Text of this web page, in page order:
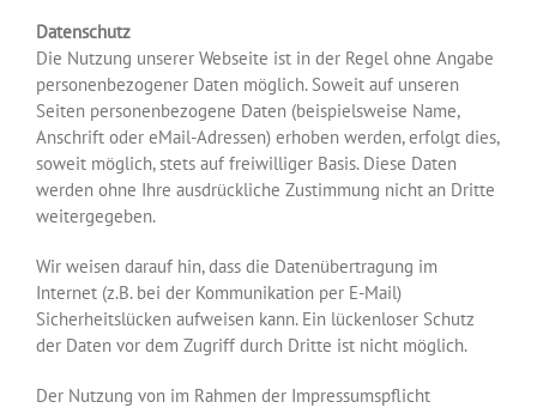
Datenschutz
Die Nutzung unserer Webseite ist in der Regel ohne Angabe
personenbezogener Daten möglich. Soweit auf unseren
Seiten personenbezogene Daten (beispielsweise Name,
Anschrift oder eMail-Adressen) erhoben werden, erfolgt dies,
soweit möglich, stets auf freiwilliger Basis. Diese Daten
werden ohne Ihre ausdrückliche Zustimmung nicht an Dritte
weitergegeben.
Wir weisen darauf hin, dass die Datenübertragung im
Internet (z.B. bei der Kommunikation per E-Mail)
Sicherheitslücken aufweisen kann. Ein lückenloser Schutz
der Daten vor dem Zugriff durch Dritte ist nicht möglich.
Der Nutzung von im Rahmen der Impressumspflicht